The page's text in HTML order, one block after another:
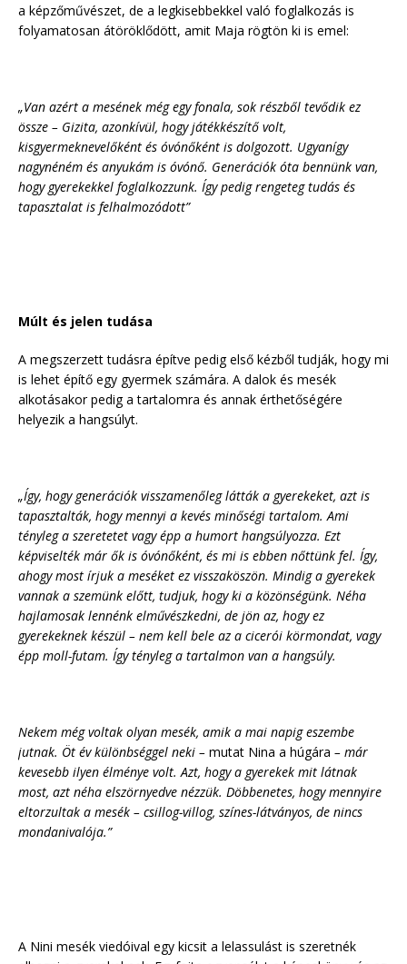
a képzőművészet, de a legkisebbekkel való foglalkozás is
folyamatosan átöröklődött, amit Maja rögtön ki is emel:
„Van azért a mesének még egy fonala, sok részből tevődik ez
össze – Gizita, azonkívül, hogy játékkészítő volt,
kisgyermeknevelőként és óvónőként is dolgozott. Ugyanígy
nagynéném és anyukám is óvónő. Generációk óta bennünk van,
hogy gyerekekkel foglalkozzunk. Így pedig rengeteg tudás és
tapasztalat is felhalmozódott”
Múlt és jelen tudása
A megszerzett tudásra építve pedig első kézből tudják, hogy mi
is lehet építő egy gyermek számára. A dalok és mesék
alkotásakor pedig a tartalomra és annak érthetőségére
helyezik a hangsúlyt.
„Így, hogy generációk visszamenőleg látták a gyerekeket, azt is
tapasztalták, hogy mennyi a kevés minőségi tartalom. Ami
tényleg a szeretetet vagy épp a humort hangsúlyozza. Ezt
képviselték már ők is óvónőként, és mi is ebben nőttünk fel. Így,
ahogy most írjuk a meséket ez visszaköszön. Mindig a gyerekek
vannak a szemünk előtt, tudjuk, hogy ki a közönségünk. Néha
hajlamosak lennénk elművészkedni, de jön az, hogy ez
gyerekeknek készül – nem kell bele az a cicerói körmondat, vagy
épp moll-futam. Így tényleg a tartalmon van a hangsúly.
Nekem még voltak olyan mesék, amik a mai napig eszembe
jutnak. Öt év különbséggel neki – mutat Nina a húgára – már
kevesebb ilyen élménye volt. Azt, hogy a gyerekek mit látnak
most, azt néha elszörnyedve nézzük. Döbbenetes, hogy mennyire
eltorzultak a mesék – csillog-villog, színes-látványos, de nincs
mondanivalója.”
A Nini mesék viedóival egy kicsit a lelassulást is szeretnék